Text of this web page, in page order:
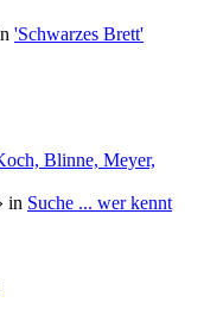
'Schwarzes Brett'
Blinne, Meyer,
in Suche ... wer kennt